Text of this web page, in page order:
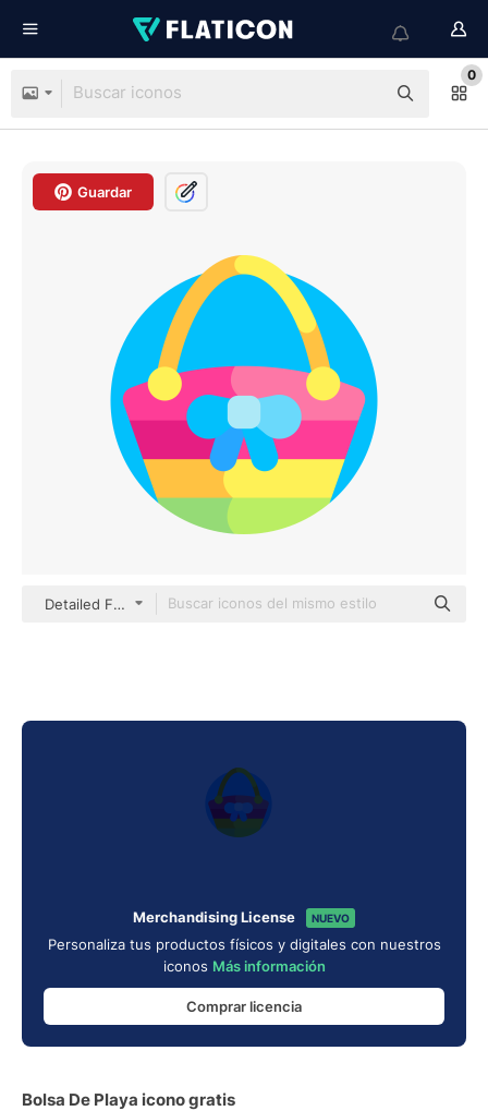
0
Guardar
Detailed Flat Circular Flat
Merchandising License NUEVO
Personaliza tus productos físicos y digitales con nuestros
iconos Más información
Comprar licencia
Bolsa De Playa icono gratis